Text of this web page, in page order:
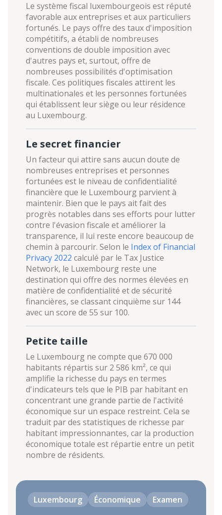
Le système fiscal luxembourgeois est réputé
favorable aux entreprises et aux particuliers
fortunés. Le pays offre des taux d'imposition
compétitifs, a établi de nombreuses
conventions de double imposition avec
d'autres pays et, surtout, offre de
nombreuses possibilités d'optimisation
fiscale. Ces politiques fiscales attirent les
multinationales et les personnes fortunées
qui établissent leur siège ou leur résidence
au Luxembourg.
Le secret financier
Un facteur qui attire sans aucun doute de
nombreuses entreprises et personnes
fortunées est le niveau de confidentialité
financière que le Luxembourg parvient à
maintenir. Bien que le pays ait fait des
progrès notables dans ses efforts pour lutter
contre l'évasion fiscale et améliorer la
transparence, il lui reste encore beaucoup de
chemin à parcourir. Selon le Index of Financial
Privacy 2022 calculé par le Tax Justice
Network, le Luxembourg reste une
destination qui offre des normes élevées en
matière de confidentialité et de sécurité
financières, se classant cinquième sur 144
avec un score de 55 sur 100.
Petite taille
Le Luxembourg ne compte que 670 000
habitants répartis sur 2 586 km², ce qui
amplifie la richesse du pays en termes
d'indicateurs tels que le PIB par habitant en
concentrant une grande partie de l'activité
économique sur un espace restreint. Cela se
traduit par des statistiques de richesse par
habitant impressionnantes, car la production
économique totale est répartie entre un petit
nombre de résidents.
Luxembourg Économique Examen